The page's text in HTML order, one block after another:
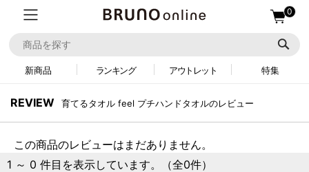
0
新商品 ランキング アウトレット 特集
REVIEW 育てるタオル feel プチハンドタオルのレビュー
この商品のレビューはまだありません。
1 ～ 0 件目を表示しています。（全0件）